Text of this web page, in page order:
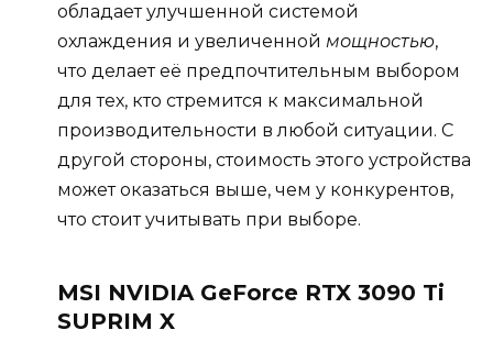
обладает улучшенной системой
охлаждения и увеличенной мощностью,
что делает её предпочтительным выбором
для тех, кто стремится к максимальной
производительности в любой ситуации. С
другой стороны, стоимость этого устройства
может оказаться выше, чем у конкурентов,
что стоит учитывать при выборе.
MSI NVIDIA GeForce RTX 3090 Ti
SUPRIM X